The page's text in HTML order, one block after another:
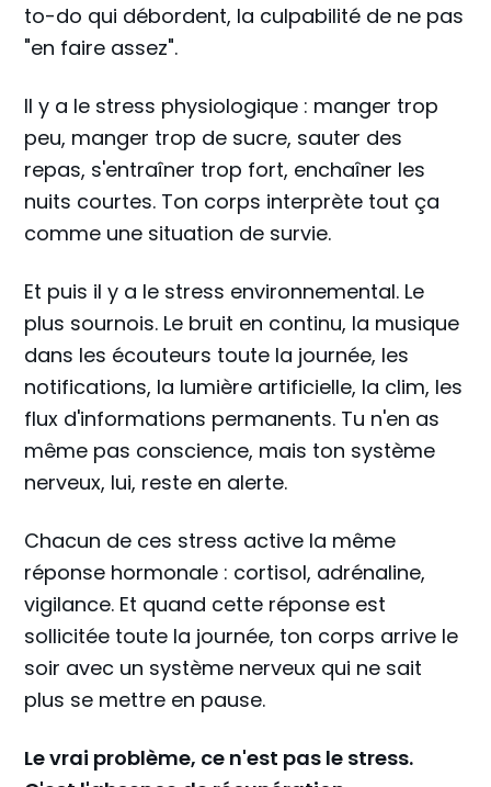
to-do qui débordent, la culpabilité de ne pas
"en faire assez".
Il y a le stress physiologique : manger trop
peu, manger trop de sucre, sauter des
repas, s'entraîner trop fort, enchaîner les
nuits courtes. Ton corps interprète tout ça
comme une situation de survie.
Et puis il y a le stress environnemental. Le
plus sournois. Le bruit en continu, la musique
dans les écouteurs toute la journée, les
notifications, la lumière artificielle, la clim, les
flux d'informations permanents. Tu n'en as
même pas conscience, mais ton système
nerveux, lui, reste en alerte.
Chacun de ces stress active la même
réponse hormonale : cortisol, adrénaline,
vigilance. Et quand cette réponse est
sollicitée toute la journée, ton corps arrive le
soir avec un système nerveux qui ne sait
plus se mettre en pause.
Le vrai problème, ce n'est pas le stress.